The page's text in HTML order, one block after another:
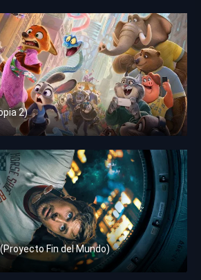
2)
Fin del Mundo)